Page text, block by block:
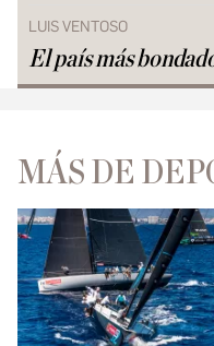
LUIS VENTOSO
El país más
MÁS DE